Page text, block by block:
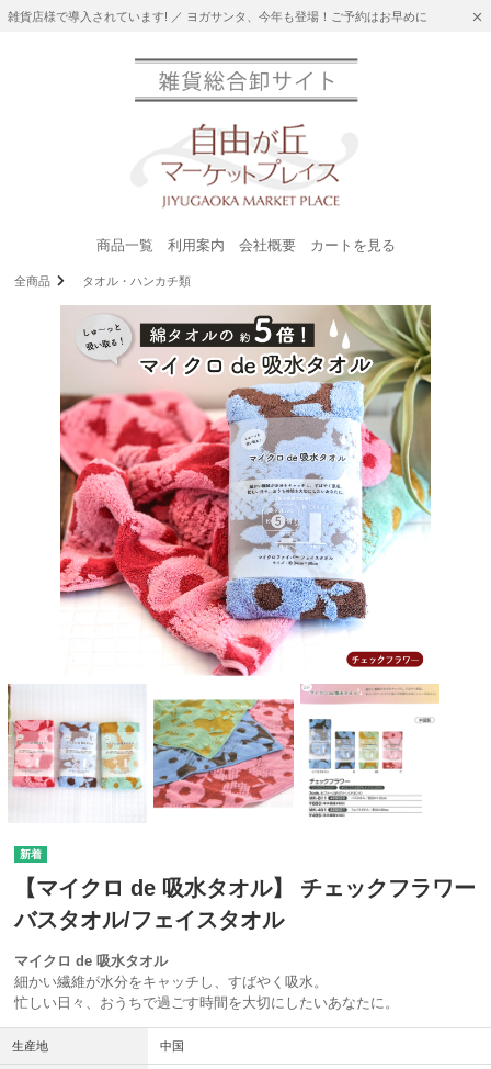
雑貨店様で導入されています! ／ ヨガサンタ、今年も登場！ご予約はお早めに
商品一覧 利用案内 会社概要 カートを見る
全商品 タオル・ハンカチ類
【マイクロ de 吸水タオル】 チェックフラワー
バスタオル/フェイスタオル
マイクロ de 吸水タオル
細かい繊維が水分をキャッチし、すばやく吸水。
忙しい日々、おうちで過ごす時間を大切にしたいあなたに。
生産地 中国